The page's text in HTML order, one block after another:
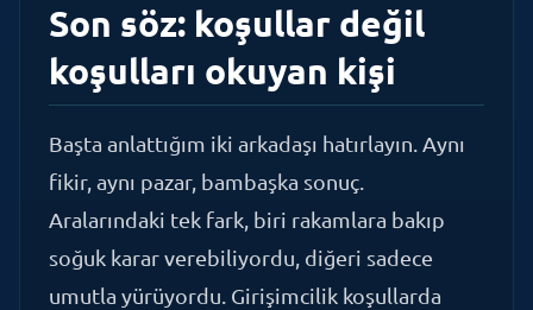
koşulları okuyan kişi
Başta anlattığım iki arkadaşı hatırlayın. Aynı
fikir, aynı pazar, bambaşka sonuç.
Aralarındaki tek fark, biri rakamlara bakıp
soğuk karar verebiliyordu, diğeri sadece
umutla yürüyordu. Girişimcilik koşullarda
kazanılan bir yarış değil; koşulları okuyup yön